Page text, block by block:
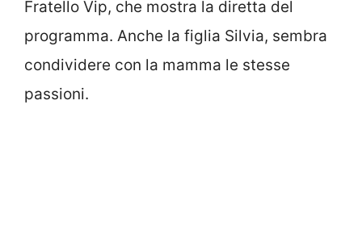
Fratello Vip, che mostra la diretta del
programma. Anche la figlia Silvia, sembra
condividere con la mamma le stesse
passioni.